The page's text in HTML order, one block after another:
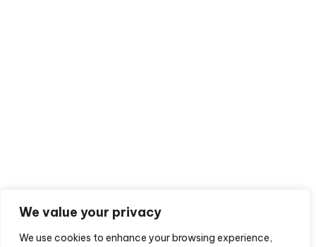
We value your privacy
We use cookies to enhance your browsing experience,